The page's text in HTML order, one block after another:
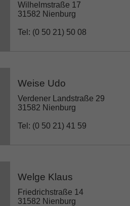
Wilhelmstraße 17
31582 Nienburg
Tel: (0 50 21) 50 08
Weise Udo
Verdener Landstraße 29
31582 Nienburg
Tel: (0 50 21) 41 59
Welge Klaus
Friedrichstraße 14
31582 Nienburg